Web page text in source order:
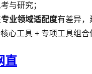
与研究；
专业领域适配度有差异，
心工具 + 专项工具组合
直